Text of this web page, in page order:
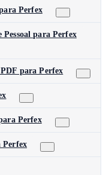
Perfex
para Perfex
para Perfex
Perfex
Perfex